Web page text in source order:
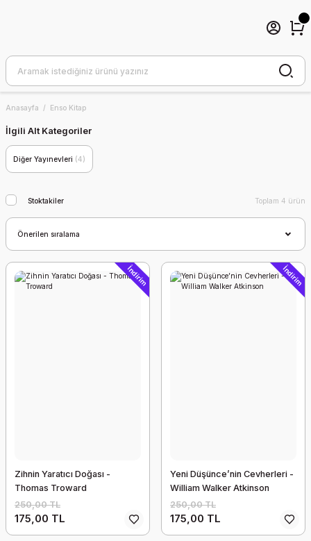
Anasayfa Enso Kitap
İlgili Alt Kategoriler
Diğer Yayınevleri (4)
Stoktakiler Toplam 4 ürün
İndirim
Zihnin Yaratıcı Doğası -
Thomas Troward
250,00 TL
175,00 TL
İndirim
Yeni Düşünce’nin Cevherleri -
William Walker Atkinson
250,00 TL
175,00 TL